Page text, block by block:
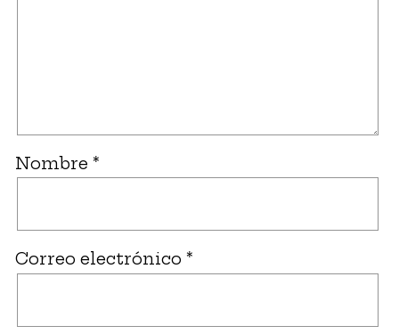
Nombre *
Correo electrónico *